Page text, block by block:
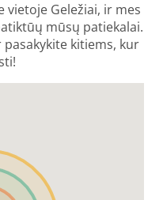
Geležiai, ir mes
mūsų patiekalai.
kitiems, kur